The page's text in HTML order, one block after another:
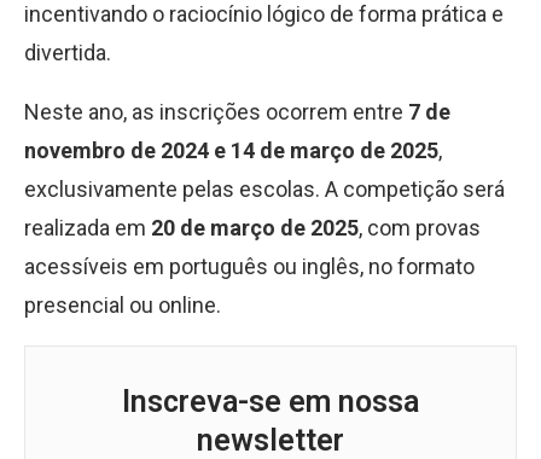
incentivando o raciocínio lógico de forma prática e
divertida.
Neste ano, as inscrições ocorrem entre 7 de
novembro de 2024 e 14 de março de 2025,
exclusivamente pelas escolas. A competição será
realizada em 20 de março de 2025, com provas
acessíveis em português ou inglês, no formato
presencial ou online.
Inscreva-se em nossa
newsletter